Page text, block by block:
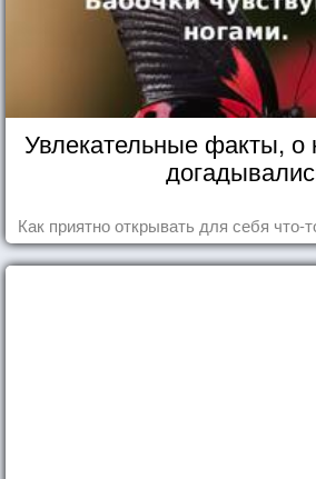
Увлекательные факты, о
Как приятно открывать для себя что-